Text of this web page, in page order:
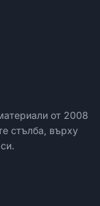
от 2008
стълба, върху